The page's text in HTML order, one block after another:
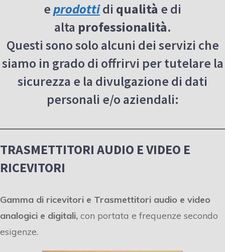
eprodottidi qualità e di
alta professionalità.
Questi sono solo alcuni dei servizi che
siamo in grado di offrirvi per tutelare la
sicurezza e la divulgazione di dati
personali e/o aziendali:
TRASMETTITORI AUDIO E VIDEO E
RICEVITORI
Gamma di ricevitori e Trasmettitori audio e video
analogici e digitali, con portata e frequenze secondo
esigenze.